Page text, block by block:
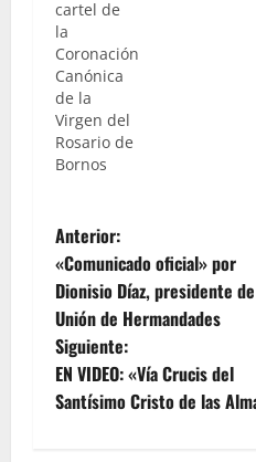
cartel de
la
Coronación
Canónica
de la
Virgen del
Rosario de
Bornos
N
a
v
e
Anterior:
«Comunicado oficial» por
Dionisio Díaz, presidente
Unión de Hermandades
Siguiente:
EN VIDEO: «Vía Crucis del
Santísimo Cristo de las